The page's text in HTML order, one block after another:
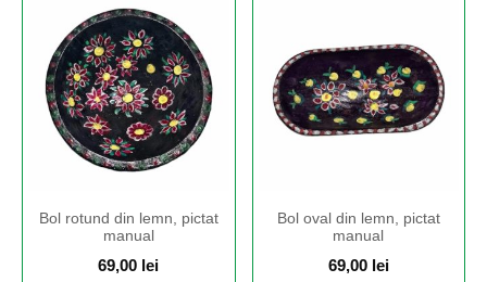
Bol rotund din lemn, pictat
manual
69,00 lei
Bol oval din lemn, pictat
manual
69,00 lei